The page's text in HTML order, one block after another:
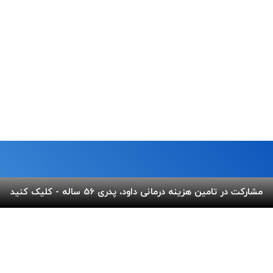
لینک های مفیدمشارکت در تامین هزینه درمانی داود، پدری 56 ساله - کلیک کنید